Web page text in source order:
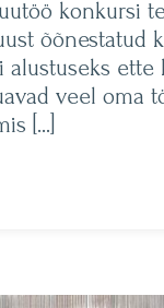
konkursi
õõnestatud
alustuseks ette
veel oma
[…]